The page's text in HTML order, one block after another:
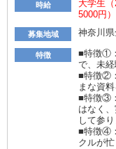
時給
大学生
5000円）
募集地域 神奈川
特徴
■特徴①
で、未経
■特徴②
まな資
■特徴③
はなく
して参り
■特徴④
クルが